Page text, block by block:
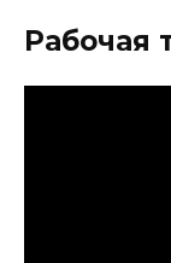
Рабочая